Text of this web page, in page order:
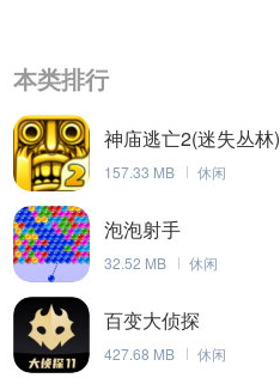
本类排行
神庙逃亡2(迷失丛林)
157.33 MB 休闲
泡泡射手
32.52 MB 休闲
百变大侦探
427.68 MB 休闲